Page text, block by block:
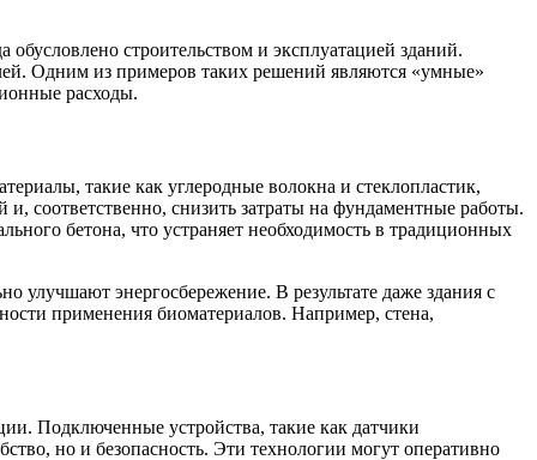
строительством и эксплуатацией зданий.
Одним из примеров таких решений являются «умные»
расходы.
такие как углеродные волокна и стеклопластик,
и, соответственно, снизить затраты на фундаментные работы.
бетона, что устраняет необходимость в традиционных
улучшают энергосбережение. В результате даже здания с
применения биоматериалов. Например, стена,
Подключенные устройства, такие как датчики
но и безопасность. Эти технологии могут оперативно